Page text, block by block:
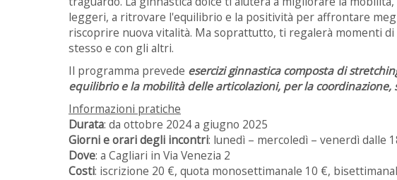
leggeri, a ritrovare l'equilibrio e la positività per affrontare
riscoprire nuova vitalità. Ma soprattutto, ti regalerà momenti
stesso e con gli altri.
Il programma prevede esercizi ginnastica composta di
equilibrio e la mobilità delle articolazioni, per la coordinazione,
Informazioni pratiche
Durata: da ottobre 2024 a giugno 2025
Giorni e orari degli incontri: lunedì – mercoledì – venerdì dalle
Dove: a Cagliari in Via Venezia 2
Costi: iscrizione 20 €, quota monosettimanale 10 €,